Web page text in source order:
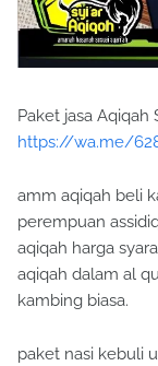
Paket jasa Aqiqah
https://wa.me/
amm aqiqah beli
perempuan
aqiqah harga
aqiqah dalam al
kambing biasa.
paket nasi kebuli